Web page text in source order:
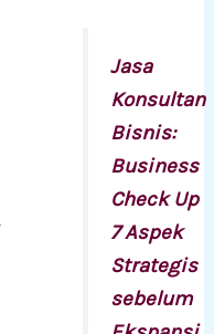
Jasa
Konsultan
Bisnis:
Business
Check Up
7 Aspek
Strategis
sebelum